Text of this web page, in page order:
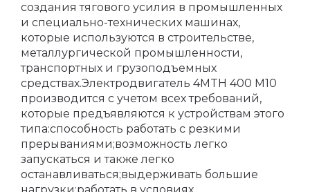
создания тягового усилия в промышленных
и специально-технических машинах,
которые используются в строительстве,
металлургической промышленности,
транспортных и грузоподъемных
средствах.Электродвигатель 4MTH 400 M10
производится с учетом всех требований,
которые предъявляются к устройствам этого
типа:способность работать с резкими
прерываниями;возможность легко
запускаться и также легко
останавливаться;выдерживать большие